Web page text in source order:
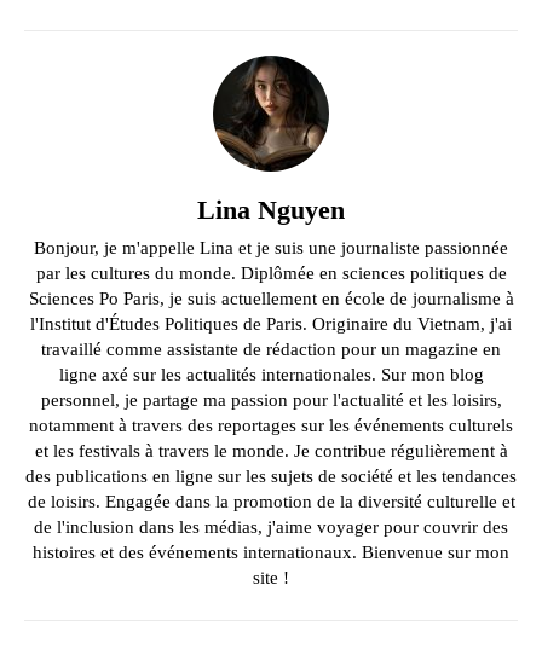
Lina Nguyen
Bonjour, je m'appelle Lina et je suis une journaliste passionnée
par les cultures du monde. Diplômée en sciences politiques de
Sciences Po Paris, je suis actuellement en école de journalisme à
l'Institut d'Études Politiques de Paris. Originaire du Vietnam, j'ai
travaillé comme assistante de rédaction pour un magazine en
ligne axé sur les actualités internationales. Sur mon blog
personnel, je partage ma passion pour l'actualité et les loisirs,
notamment à travers des reportages sur les événements culturels
et les festivals à travers le monde. Je contribue régulièrement à
des publications en ligne sur les sujets de société et les tendances
de loisirs. Engagée dans la promotion de la diversité culturelle et
de l'inclusion dans les médias, j'aime voyager pour couvrir des
histoires et des événements internationaux. Bienvenue sur mon
site !